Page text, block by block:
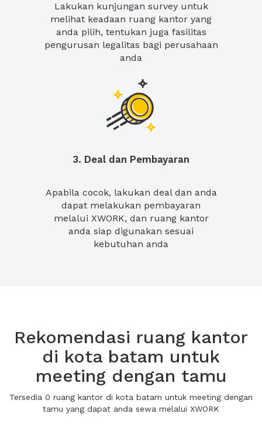
Lakukan kunjungan survey untuk
melihat keadaan ruang kantor yang
anda pilih, tentukan juga fasilitas
pengurusan legalitas bagi perusahaan
anda
3. Deal dan Pembayaran
Apabila cocok, lakukan deal dan anda
dapat melakukan pembayaran
melalui XWORK, dan ruang kantor
anda siap digunakan sesuai
kebutuhan anda
Rekomendasi ruang kantor
di kota batam untuk
meeting dengan tamu
Tersedia 0 ruang kantor di kota batam untuk meeting dengan
tamu yang dapat anda sewa melalui XWORK